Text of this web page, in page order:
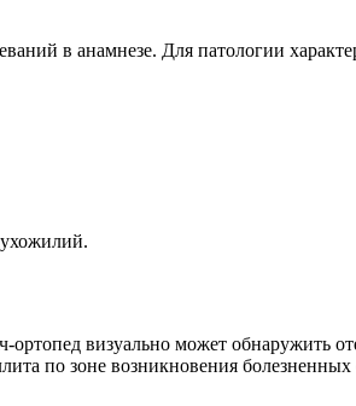
в анамнезе. Для патологии
визуально может обнаружить
по зоне возникновения